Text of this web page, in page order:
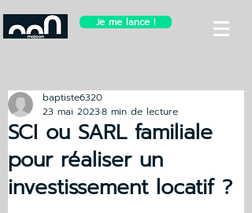
Je me lance !
SCI ou SARL familiale
pour réaliser un
investissement locatif ?
baptiste6320
23 mai 20238 min de lecture